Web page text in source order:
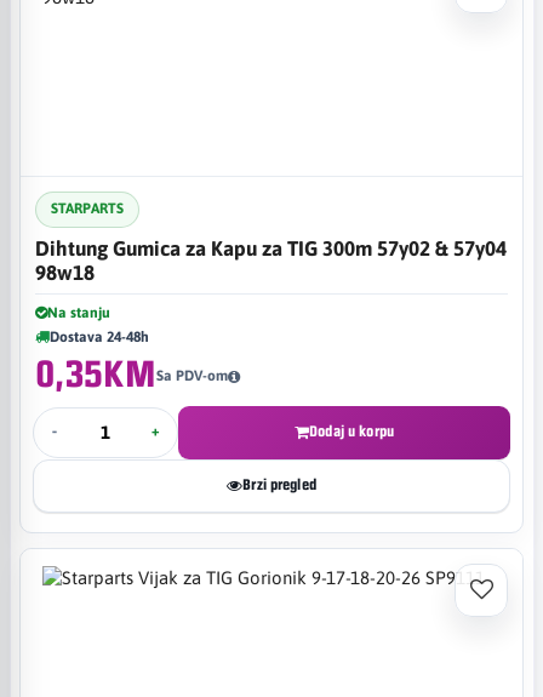
STARPARTS
Dihtung Gumica za Kapu za TIG 300m 57y02 & 57y04
98w18
Na stanju
Dostava 24-48h
0,35KMSa PDV-om
- + Dodaj u korpu
Brzi pregled